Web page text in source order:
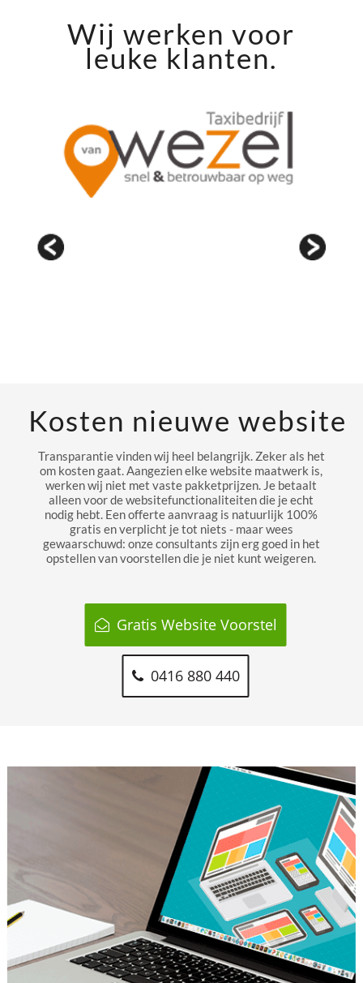
Wij werken voor
leuke klanten.
Kosten nieuwe website
Transparantie vinden wij heel belangrijk. Zeker als het
om kosten gaat. Aangezien elke website maatwerk is,
werken wij niet met vaste pakketprijzen. Je betaalt
alleen voor de websitefunctionaliteiten die je echt
nodig hebt. Een offerte aanvraag is natuurlijk 100%
gratis en verplicht je tot niets - maar wees
gewaarschuwd: onze consultants zijn erg goed in het
opstellen van voorstellen die je niet kunt weigeren.
Gratis Website Voorstel
0416 880 440